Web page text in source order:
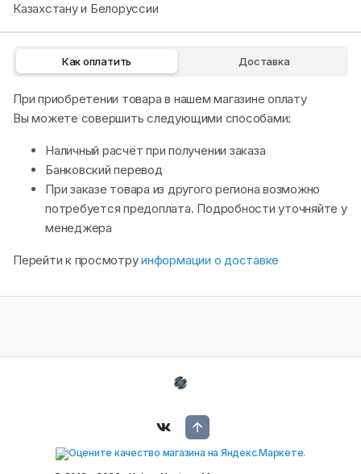
Казахстану и Белоруссии
Как оплатить Доставка
При приобретении товара в нашем магазине оплату
Вы можете совершить следующими способами:
Наличный расчёт при получении заказа
Банковский перевод
При заказе товара из другого региона возможно
потребуется предоплата. Подробности уточняйте у
менеджера
Перейти к просмотруинформации о доставке